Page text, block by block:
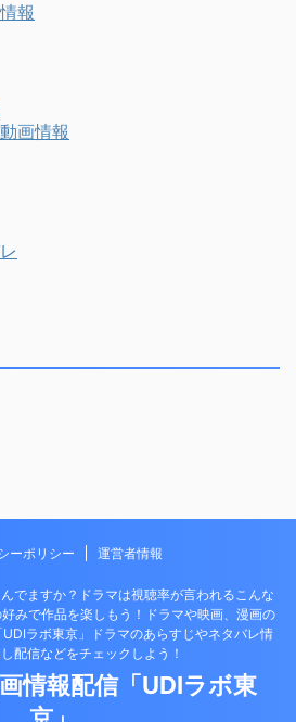
報
画情報
ーポリシー 運営者情報
でますか？ドラマは視聴率が言われるこんな
みで作品を楽しもう！ドラマや映画、漫画の
ラボ東京」ドラマのあらすじやネタバレ情
配信などをチェックしよう！
情報配信「UDIラボ東